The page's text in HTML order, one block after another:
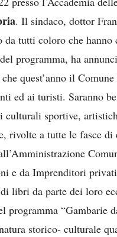
. Il sindaco, dottor
da tutti coloro che
programma, ha
quest’anno il
ed ai turisti. Saranno
culturali sportive,
rivolte a tutte le fasce di
e da Imprenditori
libri da parte dei loro
programma “Gambarie
storico- culturale